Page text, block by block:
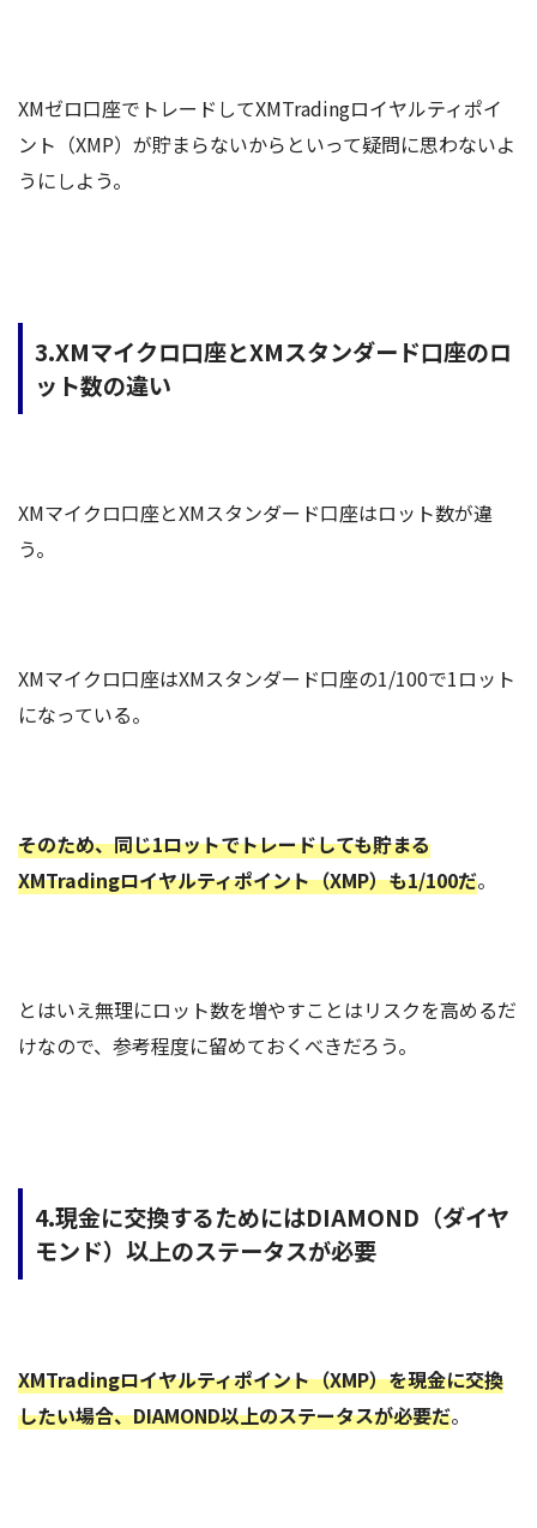
XMゼロ口座でトレードしてXMTradingロイヤルティポイ
ント（XMP）が貯まらないからといって疑問に思わないよ
うにしよう。
3.XMマイクロ口座とXMスタンダード口座のロ
ット数の違い
XMマイクロ口座とXMスタンダード口座はロット数が違
う。
XMマイクロ口座はXMスタンダード口座の1/100で1ロット
になっている。
そのため、同じ1ロットでトレードしても貯まる
XMTradingロイヤルティポイント（XMP）も1/100だ。
とはいえ無理にロット数を増やすことはリスクを高めるだ
けなので、参考程度に留めておくべきだろう。
4.現金に交換するためにはDIAMOND（ダイヤ
モンド）以上のステータスが必要
XMTradingロイヤルティポイント（XMP）を現金に交換
したい場合、DIAMOND以上のステータスが必要だ。